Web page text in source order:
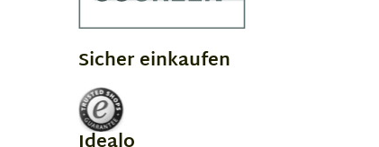
Sicher einkaufen